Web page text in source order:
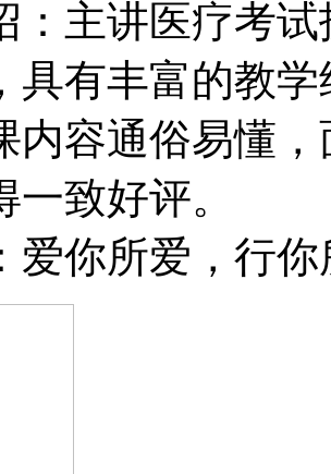
：主讲医疗考
具有丰富的教
内容通俗易懂
一致好评。
爱你所爱，行